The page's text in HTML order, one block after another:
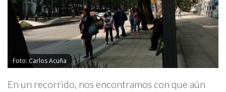
Foto: Carlos Acuña
En un recorrido, nos encontramos con que aún